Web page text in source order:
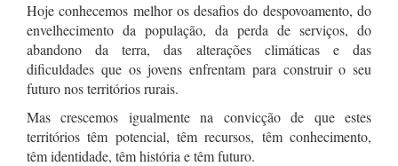
Hoje conhecemos melhor os desafios do despovoamento, do
envelhecimento da população, da perda de serviços, do
abandono da terra, das alterações climáticas e das
dificuldades que os jovens enfrentam para construir o seu
futuro nos territórios rurais.
Mas crescemos igualmente na convicção de que estes
territórios têm potencial, têm recursos, têm conhecimento,
têm identidade, têm história e têm futuro.